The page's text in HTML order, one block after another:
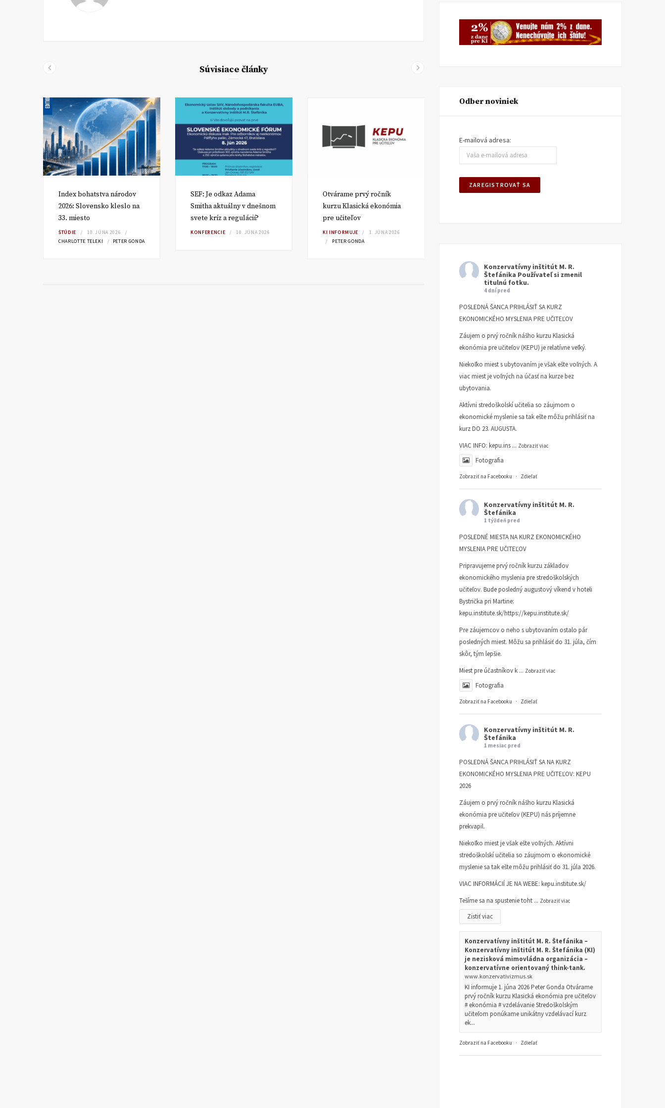
Súvisiace články
Index bohatstva národov
2026: Slovensko kleslo na
33. miesto
ŠTÚDIE
10. JÚNA 2026
CHARLOTTE TELEKI
PETER GONDA
SEF: Je odkaz Adama
Smitha aktuálny v dnešnom
svete kríz a regulácií?
KONFERENCIE 10. JÚNA 2026
Otvárame prvý ročník
kurzu Klasická ekonómia
pre učiteľov
KI INFORMUJE
1. JÚNA 2026
PETER GONDA
Potrebujeme viac ľudí so
Odber noviniek
E-mailová adresa:
Konzervatívny inštitút M. R.
Štefánika Používateľ si zmenil
titulnú fotku.
4 dní pred
POSLEDNÁ ŠANCA PRIHLÁSIŤ SA KURZ
EKONOMICKÉHO MYSLENIA PRE UČITEĽOV
Záujem o prvý ročník nášho kurzu Klasická
ekonómia pre učiteľov (KEPU) je relatívne veľký.
Niekoľko miest s ubytovaním je však ešte voľných. A
viac miest je voľných na účasť na kurze bez
ubytovania.
Aktívni stredoškolskí učitelia so záujmom o
ekonomické myslenie sa tak ešte môžu prihlásiť na
kurz DO 23. AUGUSTA.
VIAC INFO: kepu.ins ... Zobraziť viac
Fotografia
Zobraziť na Facebooku · Zdieľať
Konzervatívny inštitút M. R.
Štefánika
1 týždeň pred
POSLEDNÉ MIESTA NA KURZ EKONOMICKÉHO
MYSLENIA PRE UČITEĽOV
Pripravujeme prvý ročník kurzu základov
ekonomického myslenia pre stredoškolských
učiteľov. Bude posledný augustový víkend v hoteli
Bystrička pri Martine:
kepu.institute.sk/https://kepu.institute.sk/
Pre záujemcov o neho s ubytovaním ostalo pár
posledných miest. Môžu sa prihlásiť do 31. júla, čím
skôr, tým lepšie.
Miest pre účastníkov k ... Zobraziť viac
Fotografia
Zobraziť na Facebooku · Zdieľať
Konzervatívny inštitút M. R.
Štefánika
1 mesiac pred
POSLEDNÁ ŠANCA PRIHLÁSIŤ SA NA KURZ
EKONOMICKÉHO MYSLENIA PRE UČITEĽOV: KEPU
2026
Záujem o prvý ročník nášho kurzu Klasická
ekonómia pre učiteľov (KEPU) nás príjemne
prekvapil.
Niekoľko miest je však ešte voľných. Aktívni
stredoškolskí učitelia so záujmom o ekonomické
myslenie sa tak ešte môžu prihlásiť do 31. júla 2026.
VIAC INFORMÁCIÍ JE NA WEBE: kepu.institute.sk/
Tešíme sa na spustenie toht ... Zobraziť viac
Zistiť viac
Konzervatívny inštitút M. R. Štefánika –
Konzervatívny inštitút M. R. Štefánika (KI)
je nezisková mimovládna organizácia –
konzervatívne orientovaný think-tank.
www.konzervativizmus.sk
KI informuje 1. júna 2026 Peter Gonda Otvárame
prvý ročník kurzu Klasická ekonómia pre učiteľov
# ekonómia # vzdelávanie Stredoškolským
učiteľom ponúkame unikátny vzdelávací kurz
ek...
Zobraziť na Facebooku · Zdieľať